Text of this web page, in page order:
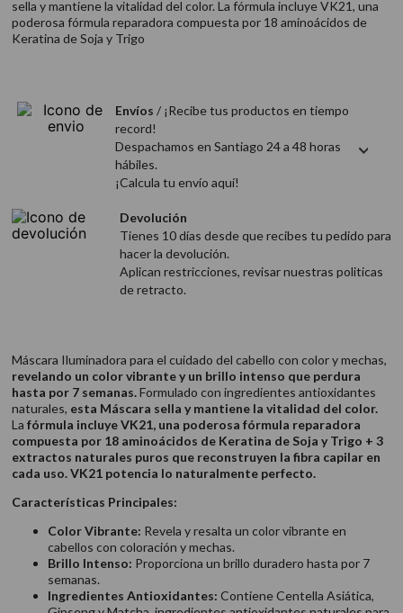
sella y mantiene la vitalidad del color. La fórmula incluye VK21, una
poderosa fórmula reparadora compuesta por 18 aminoácidos de
Keratina de Soja y Trigo
Envíos / ¡Recibe tus productos en tiempo
record!
Despachamos en Santiago 24 a 48 horas
hábiles.
¡Calcula tu envío aquí!
Devolución
Tienes 10 días desde que recibes tu pedido para
hacer la devolución.
Aplican restricciones, revisar nuestras politicas
de retracto.
Máscara Iluminadora para el cuidado del cabello con color y mechas,
revelando un color vibrante y un brillo intenso que perdura
hasta por 7 semanas.Formulado con ingredientes antioxidantes
naturales, esta Máscara sella y mantiene la vitalidad del color.
La fórmula incluye VK21, una poderosa fórmula reparadora
compuesta por 18 aminoácidos de Keratina de Soja y Trigo + 3
extractos naturales puros que reconstruyen la fibra capilar en
cada uso. VK21 potencia lo naturalmente perfecto.
Características Principales:
Color Vibrante: Revela y resalta un color vibrante en
cabellos con coloración y mechas.
Brillo Intenso: Proporciona un brillo duradero hasta por 7
semanas.
Ingredientes Antioxidantes: Contiene Centella Asiática,
9. acondicionador
10. protector térmico